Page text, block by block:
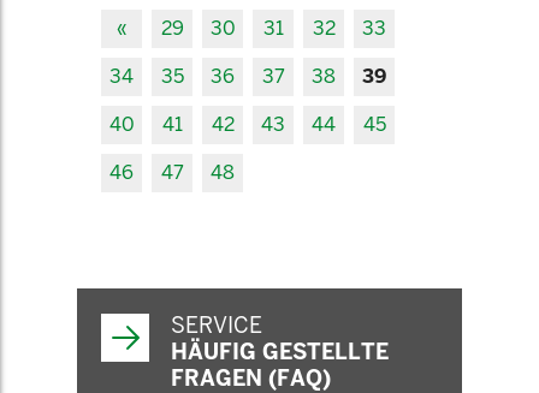
«
29 30 31 32
33
34
35 36 37 38
39
40
41 42 43 44
45
46
47 48
SERVICE
HÄUFIG GESTELLTE
FRAGEN (FAQ)